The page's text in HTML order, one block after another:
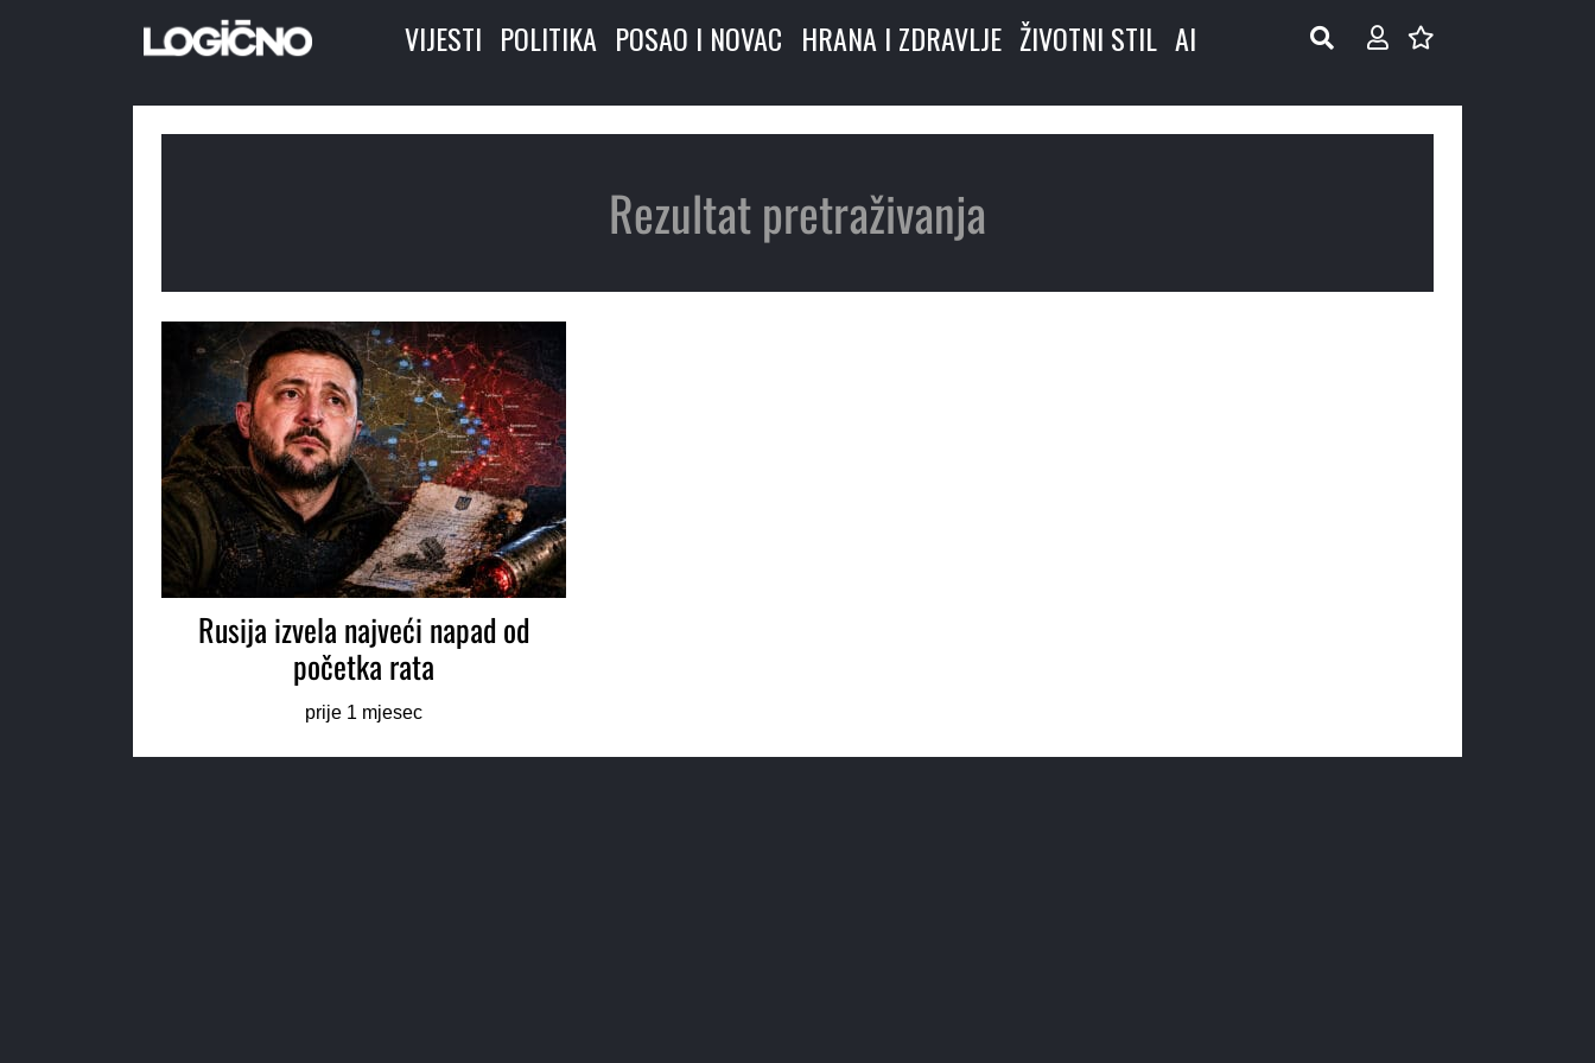
VIJESTI POLITIKA POSAO I NOVAC HRANA I ZDRAVLJE ŽIVOTNI STIL AI
Rezultat pretraživanja
Rusija izvela najveći napad od
početka rata
prije 1 mjesec